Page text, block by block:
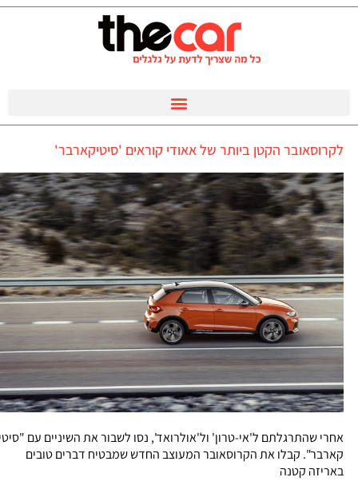
לקרוסאובר הקטן ביותר של אאודי קוראים 'סיטיקארבר'
אחרי שהתרגלתם ל'אי-טרון' ול'אולרואד', נסו לשבור את השיניים עם "סיטי
קארבר". קבלו את הקרוסאובר המעוצב החדש שמבטיח דברים טובים
באריזה קטנה